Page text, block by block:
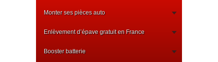
Monter ses pièces auto
Enlèvement d’épave gratuit en France
Booster batterie